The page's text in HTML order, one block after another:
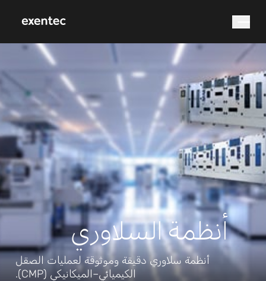
Search
أنظمة السلاوري
أنظمة سلاوري دقيقة وموثوقة لعمليات الصقل
الكيميائي–الميكانيكي (CMP).